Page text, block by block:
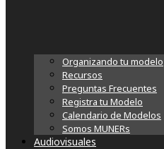
Organizando tu modelo
Recursos
Preguntas Frecuentes
Registra tu Modelo
Calendario de Modelos
Somos MUNERs
Audiovisuales